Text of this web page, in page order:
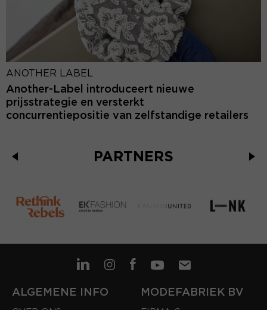
ANOTHER LABEL
Another-Label introduceert nieuwe
prijsstrategie en versterkt
concurrentiepositie van zelfstandige retailers
PARTNERS
ALGEMENE INFO MODEFABRIEK BV